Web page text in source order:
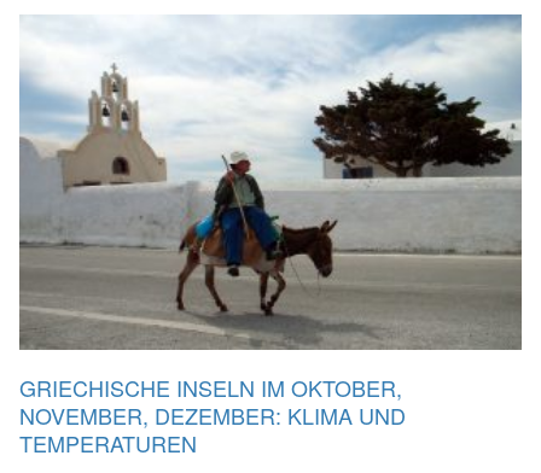
GRIECHISCHE INSELN IM OKTOBER,
NOVEMBER, DEZEMBER: KLIMA UND
TEMPERATUREN